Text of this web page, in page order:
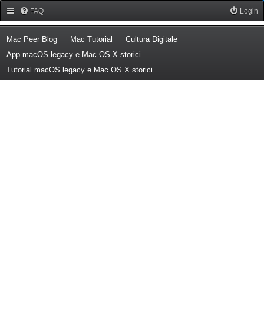
FAQ Login
Mac Peer Blog(Opens a new tab)
Mac Tutorial (Opens a new tab)
Cultura Digitale(Opens a new tab)
App macOS legacy e Mac OS X storici
Tutorial macOS legacy e Mac OS X storici